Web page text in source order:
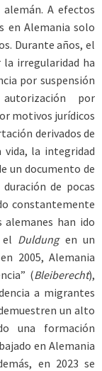
A efectos
en Alemania solo
Durante años, el
irregularidad ha
por suspensión
por
motivos jurídicos
derivados de
vida, la integridad
un documento de
de pocas
constantemente
han ido
Duldungen un
2005, Alemania
(Bleiberecht),
a migrantes
un alto
una formación
en Alemania
en 2023 se